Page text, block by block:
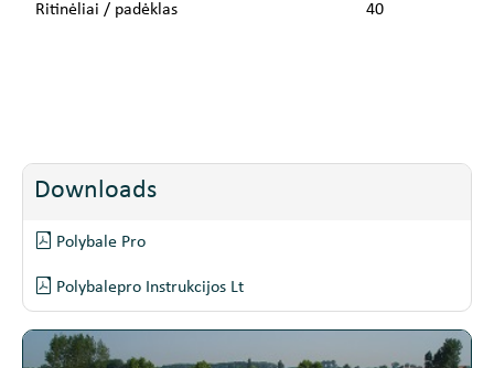
Ritinėliai / padėklas 40
Downloads
Polybale Pro
Polybalepro Instrukcijos Lt